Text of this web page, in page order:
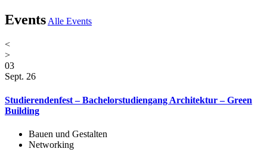
Events Alle Events
<
>
03
Sept. 26
Studierendenfest – Bachelorstudiengang Architektur – Green
Building
Bauen und Gestalten
Networking